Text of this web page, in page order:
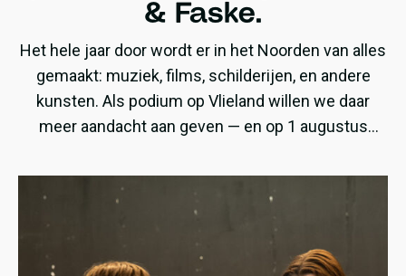
& Faske.
Het hele jaar door wordt er in het Noorden van alles
gemaakt: muziek, films, schilderijen, en andere
kunsten. Als podium op Vlieland willen we daar
meer aandacht aan geven — en op 1 augustus
noordelijk talent!